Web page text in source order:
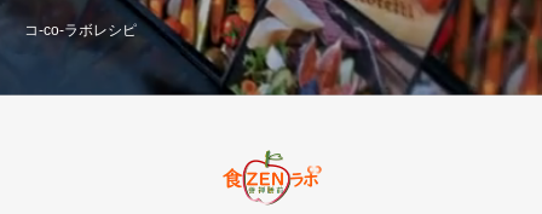
コ-co-ラボレシピ